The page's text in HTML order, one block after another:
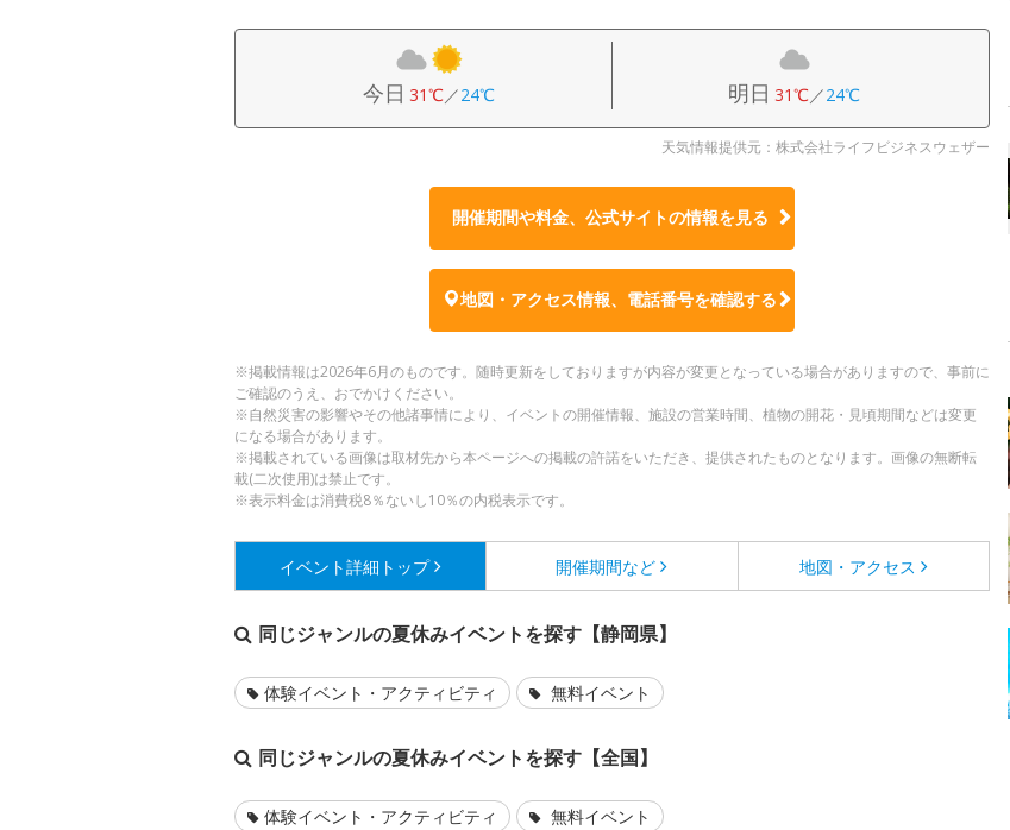
今日 31℃／24℃ 明日 31℃／24℃
天気情報提供元：株式会社ライフビジネスウェザー
開催期間や料金、公式サイトの情報を見る
地図・アクセス情報、電話番号を確認する
※掲載情報は2026年6月のものです。随時更新をしておりますが内容が変更となっている場合がありますので、事前に
ご確認のうえ、おでかけください。
※自然災害の影響やその他諸事情により、イベントの開催情報、施設の営業時間、植物の開花・見頃期間などは変更
になる場合があります。
※掲載されている画像は取材先から本ページへの掲載の許諾をいただき、提供されたものとなります。画像の無断転
載(二次使用)は禁止です。
※表示料金は消費税8％ないし10％の内税表示です。
イベント詳細 トップ 開催期間など 地図・アクセス
同じジャンルの夏休みイベントを探す【静岡県】
体験イベント・アクティビティ 無料イベント
同じジャンルの夏休みイベントを探す【全国】
体験イベント・アクティビティ 無料イベント